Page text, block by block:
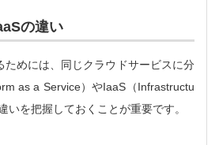
の違い
ためには、同じクラウドサービスに分
as a Service）やIaaS（Infrastructu
いを把握しておくことが重要です。